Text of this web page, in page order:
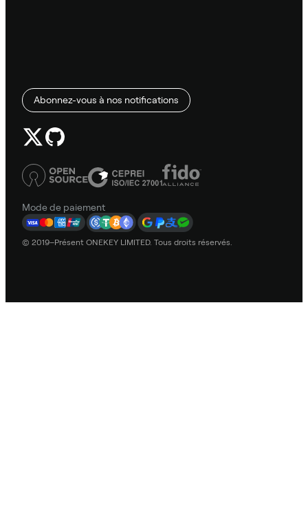
Abonnez-vous à nos notifications
Mode de paiement
© 2019–Présent ONEKEY LIMITED. Tous droits réservés.